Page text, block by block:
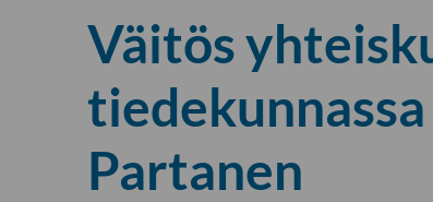
Väitös
Partanen